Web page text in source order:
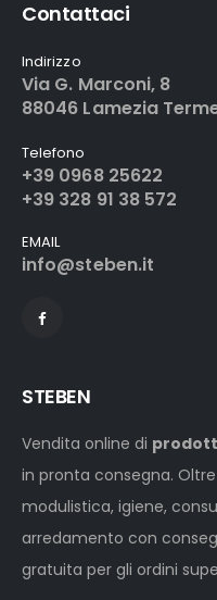
Contattaci
Indirizzo
Via G. Marconi, 8
88046 Lamezia
Telefono
+39 0968 25622
+39 328 91 38 572
EMAIL
info@steben.it
STEBEN
Vendita online di
in pronta consegna.
modulistica, igiene,
arredamento con
gratuita per gli ordini